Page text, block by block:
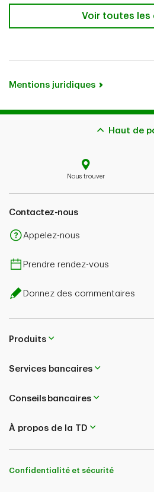
Voir toutes les
Voir toutes les
Mentions juridiques
Haut de
Nous trouver
Contactez-nous
Appelez-nous
Prendre rendez-vous
Donnez des commentaires
Produits
Services bancaires
Conseils bancaires
À propos de la TD
Confidentialité et sécurité